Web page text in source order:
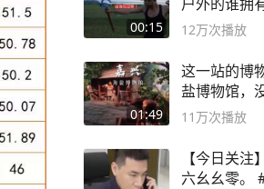
00:15
弓#户外
12万次播放
01:49
这一站的博
盐博物馆，
逛！
11万次播放
【今日关
六幺幺零。